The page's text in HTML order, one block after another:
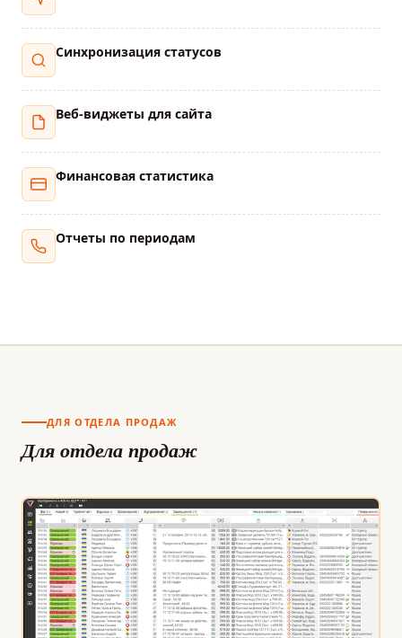
Синхронизация статусов
Веб-виджеты для сайта
Финансовая статистика
Отчеты по периодам
ДЛЯ ОТДЕЛА ПРОДАЖ
Для отдела продаж